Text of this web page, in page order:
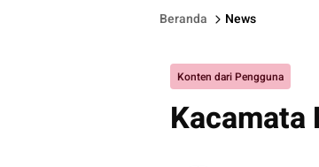
Beranda News
Konten dari Pengguna
Kacamata